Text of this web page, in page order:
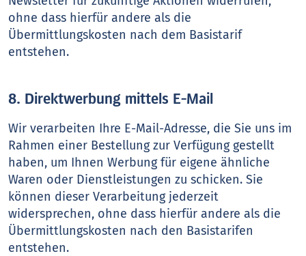
ohne dass hierfür andere als die
Übermittlungskosten nach dem Basistarif
entstehen.
8. Direktwerbung mittels E-Mail
Wir verarbeiten Ihre E-Mail-Adresse, die Sie uns im
Rahmen einer Bestellung zur Verfügung gestellt
haben, um Ihnen Werbung für eigene ähnliche
Waren oder Dienstleistungen zu schicken. Sie
können dieser Verarbeitung jederzeit
widersprechen, ohne dass hierfür andere als die
Übermittlungskosten nach den Basistarifen
entstehen.